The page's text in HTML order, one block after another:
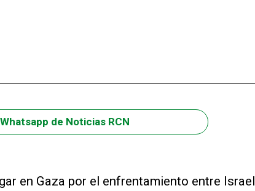
de Noticias RCN
en Gaza por el enfrentamiento entre Israel